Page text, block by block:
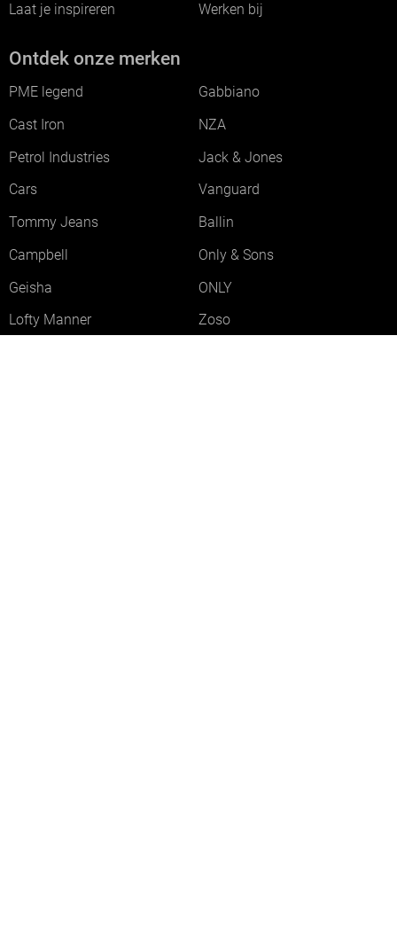
Laat je inspireren Werken bij
Ontdek onze merken
PME legend
Gabbiano
Cast Iron
NZA
Petrol Industries
Jack & Jones
Cars
Vanguard
Tommy Jeans
Ballin
Campbell
Only & Sons
Geisha
ONLY
Lofty Manner
Zoso